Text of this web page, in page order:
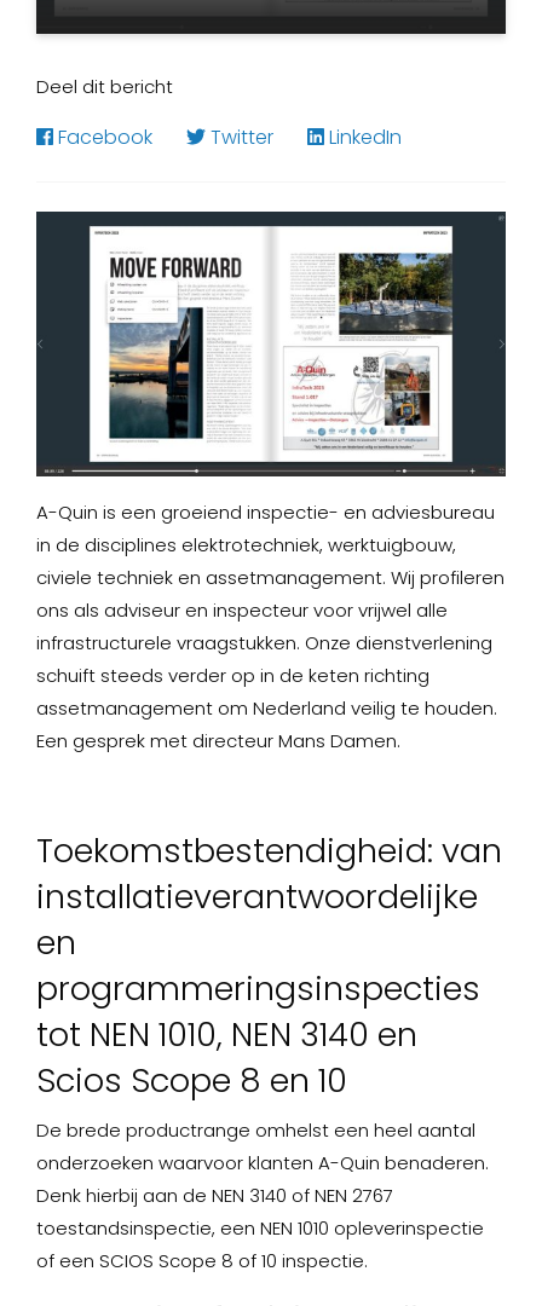
Deel dit bericht
Facebook Twitter LinkedIn
A-Quin is een groeiend inspectie- en adviesbureau
in de disciplines elektrotechniek, werktuigbouw,
civiele techniek en assetmanagement. Wij profileren
ons als adviseur en inspecteur voor vrijwel alle
infrastructurele vraagstukken. Onze dienstverlening
schuift steeds verder op in de keten richting
assetmanagement om Nederland veilig te houden.
Een gesprek met directeur Mans Damen.
Toekomstbestendigheid: van
installatieverantwoordelijke
en
programmeringsinspecties
tot NEN 1010, NEN 3140 en
Scios Scope 8 en 10
De brede productrange omhelst een heel aantal
onderzoeken waarvoor klanten A-Quin benaderen.
Denk hierbij aan de NEN 3140 of NEN 2767
toestandsinspectie, een NEN 1010 opleverinspectie
of een SCIOS Scope 8 of 10 inspectie.